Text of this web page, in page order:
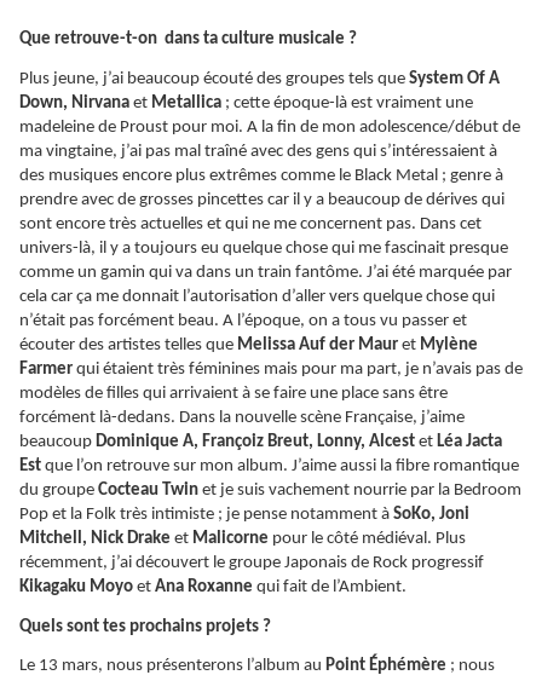
Que retrouve-t-on dans ta culture musicale ?
Plus jeune, j’ai beaucoup écouté des groupes tels que System Of A
Down, Nirvana et Metallica ; cette époque-là est vraiment une
madeleine de Proust pour moi. A la fin de mon adolescence/début de
ma vingtaine, j’ai pas mal traîné avec des gens qui s’intéressaient à
des musiques encore plus extrêmes comme le Black Metal ; genre à
prendre avec de grosses pincettes car il y a beaucoup de dérives qui
sont encore très actuelles et qui ne me concernent pas. Dans cet
univers-là, il y a toujours eu quelque chose qui me fascinait presque
comme un gamin qui va dans un train fantôme. J’ai été marquée par
cela car ça me donnait l’autorisation d’aller vers quelque chose qui
n’était pas forcément beau. A l’époque, on a tous vu passer et
écouter des artistes telles que Melissa Auf der Maur et Mylène
Farmer qui étaient très féminines mais pour ma part, je n’avais pas de
modèles de filles qui arrivaient à se faire une place sans être
forcément là-dedans. Dans la nouvelle scène Française, j’aime
beaucoup Dominique A, Françoiz Breut, Lonny, Alcest et Léa Jacta
Est que l’on retrouve sur mon album. J’aime aussi la fibre romantique
du groupe Cocteau Twin et je suis vachement nourrie par la Bedroom
Pop et la Folk très intimiste ; je pense notamment à SoKo, Joni
Mitchell, Nick Drake et Malicorne pour le côté médiéval. Plus
récemment, j’ai découvert le groupe Japonais de Rock progressif
Kikagaku Moyo et Ana Roxanne qui fait de l’Ambient.
Quels sont tes prochains projets ?
Le 13 mars, nous présenterons l’album au Point Éphémère ; nous